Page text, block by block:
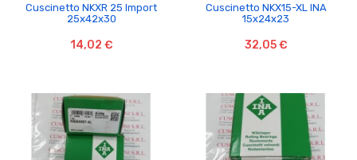
Cuscinetto NKXR 25 Import
25x42x30
14,02 €
Cuscinetto NKX15-XL INA
15x24x23
32,05 €